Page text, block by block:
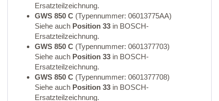
Ersatzteilzeichnung.
GWS 850 C (Typennummer: 06013775AA)
Siehe auch Position 33 in BOSCH-
Ersatzteilzeichnung.
GWS 850 C (Typennummer: 0601377703)
Siehe auch Position 33 in BOSCH-
Ersatzteilzeichnung.
GWS 850 C (Typennummer: 0601377708)
Siehe auch Position 33 in BOSCH-
Ersatzteilzeichnung.